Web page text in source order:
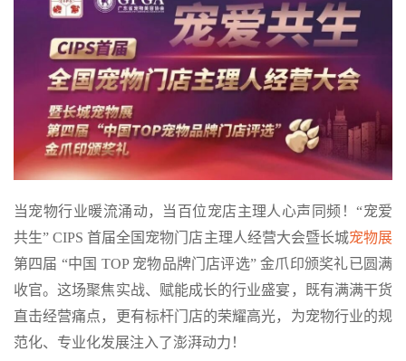
当宠物行业暖流涌动，当百位宠店主理人心声同频！“宠爱
共生” CIPS 首届全国宠物门店主理人经营大会暨长城宠物展
第四届 “中国 TOP 宠物品牌门店评选” 金爪印颁奖礼已圆满
收官。这场聚焦实战、赋能成长的行业盛宴，既有满满干货
直击经营痛点，更有标杆门店的荣耀高光，为宠物行业的规
范化、专业化发展注入了澎湃动力！